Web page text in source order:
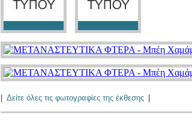
Δείτε όλες τις φωτογραφίες της έκθεσης